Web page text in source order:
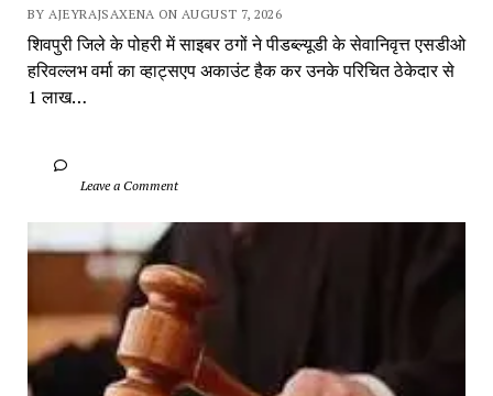
BY AJEYRAJSAXENA ON AUGUST 7, 2026
शिवपुरी जिले के पोहरी में साइबर ठगों ने पीडब्ल्यूडी के सेवानिवृत्त एसडीओ
हरिवल्लभ वर्मा का व्हाट्सएप अकाउंट हैक कर उनके परिचित ठेकेदार से
1 लाख…
		Leave a Comment